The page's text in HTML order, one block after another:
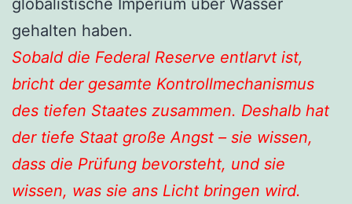
globalistische Imperium über Wasser
gehalten haben.
Sobald die Federal Reserve entlarvt ist,
bricht der gesamte Kontrollmechanismus
des tiefen Staates zusammen. Deshalb hat
der tiefe Staat große Angst – sie wissen,
dass die Prüfung bevorsteht, und sie
wissen, was sie ans Licht bringen wird.